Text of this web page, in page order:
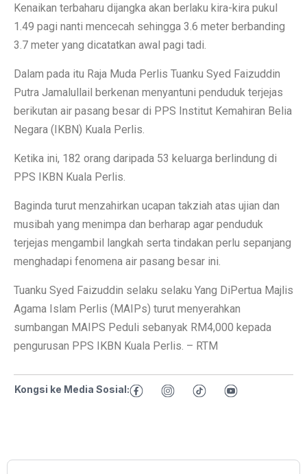
Kenaikan terbaharu dijangka akan berlaku kira-kira pukul
1.49 pagi nanti mencecah sehingga 3.6 meter berbanding
3.7 meter yang dicatatkan awal pagi tadi.
Dalam pada itu Raja Muda Perlis Tuanku Syed Faizuddin
Putra Jamalullail berkenan menyantuni penduduk terjejas
berikutan air pasang besar di PPS Institut Kemahiran Belia
Negara (IKBN) Kuala Perlis.
Ketika ini, 182 orang daripada 53 keluarga berlindung di
PPS IKBN Kuala Perlis.
Baginda turut menzahirkan ucapan takziah atas ujian dan
musibah yang menimpa dan berharap agar penduduk
terjejas mengambil langkah serta tindakan perlu sepanjang
menghadapi fenomena air pasang besar ini.
Tuanku Syed Faizuddin selaku selaku Yang DiPertua Majlis
Agama Islam Perlis (MAIPs) turut menyerahkan
sumbangan MAIPS Peduli sebanyak RM4,000 kepada
pengurusan PPS IKBN Kuala Perlis. – RTM
Kongsi ke Media Sosial: